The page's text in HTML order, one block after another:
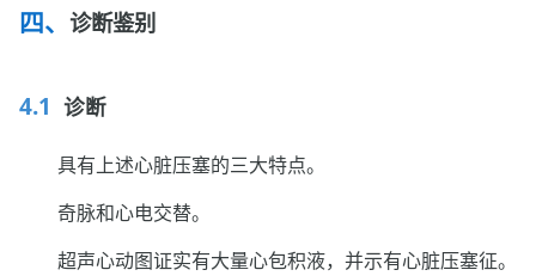
诊断鉴别
诊断
具有上述心脏压塞的三大特点。
奇脉和心电交替。
超声心动图证实有大量心包积液，并示有心脏压塞征。